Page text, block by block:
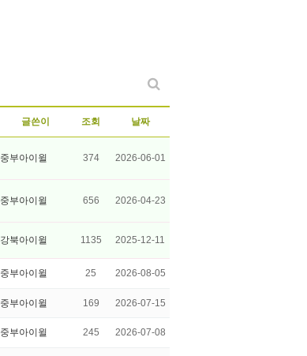
글쓴이 조회 날짜
중부아이윌 374 2026-06-01
중부아이윌 656 2026-04-23
강북아이윌 1135 2025-12-11
중부아이윌 25 2026-08-05
중부아이윌 169 2026-07-15
중부아이윌 245 2026-07-08